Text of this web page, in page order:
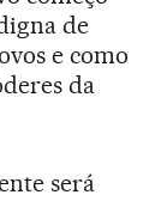
de
e como
da
será